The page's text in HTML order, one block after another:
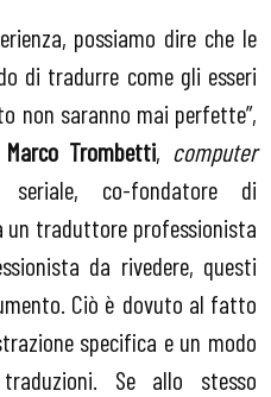
possiamo dire che le
di tradurre come gli esseri
non saranno mai perfette”,
Marco Trombetti, computer
co-fondatore di
un traduttore professionista
da rivedere, questi
Ciò è dovuto al fatto
specifica e un modo
Se allo stesso